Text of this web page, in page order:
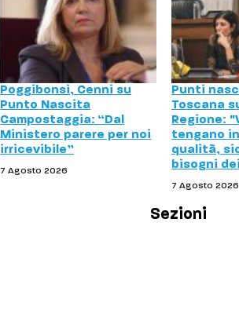
Poggibonsi, Cenni su
Punto Nascita
Campostaggia: “Dal
Ministero parere per noi
irricevibile”
7 Agosto 2026
Punti
Toscana
Regione:
tengano
qualità,
bisogni
7 Agosto 2026
Sezioni